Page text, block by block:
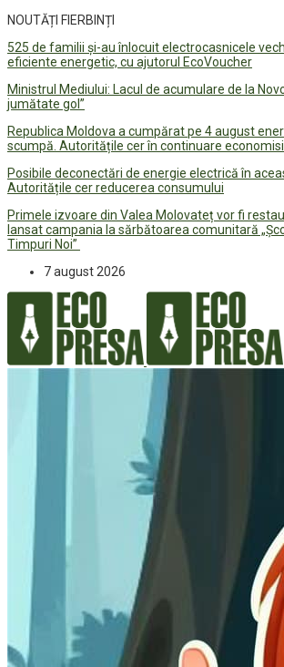
NOUTĂȚI FIERBINȚI
525 de familii și-au înlocuit electrocasnicele
eficiente energetic, cu ajutorul EcoVoucher
Ministrul Mediului: Lacul de acumulare de la
jumătate gol”
Republica Moldova a cumpărat pe 4 august
scumpă. Autoritățile cer în continuare
Posibile deconectări de energie electrică în
Autoritățile cer reducerea consumului
Primele izvoare din Valea Molovateț vor fi
lansat campania la sărbătoarea comunitară
Timpuri Noi”
7 august 2026